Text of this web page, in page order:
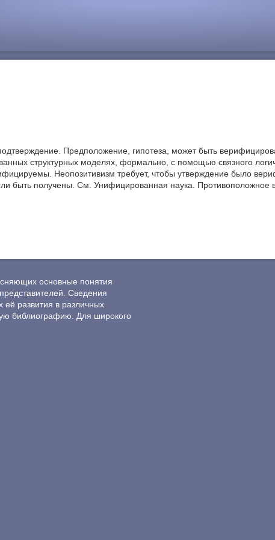
Предположение, гипотеза, может быть
структурных моделях, формально, с помощью связного
Неопозитивизм требует, чтобы утверждение было
быть получены. См. Унифицированная наука. Противоположное
основные понятия
Сведения
развития в различных
библиографию. Для широкого